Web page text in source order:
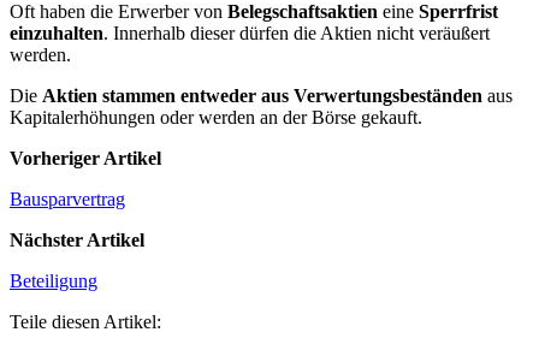
Oft haben die Erwerber von Belegschaftsaktien eine Sperrfrist
einzuhalten. Innerhalb dieser dürfen die Aktien nicht veräußert
werden.
Die Aktien stammen entweder aus Verwertungsbeständen aus
Kapitalerhöhungen oder werden an der Börse gekauft.
Vorheriger Artikel
Bausparvertrag
Nächster Artikel
Beteiligung
Teile diesen Artikel: